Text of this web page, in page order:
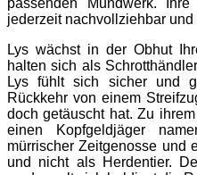
passenden Mundwerk.
jederzeit nachvollziehbar und
Lys wächst in der Obhut
halten sich als
Lys fühlt sich sicher und
Rückkehr von einem
doch getäuscht hat. Zu
einen Kopfgeldjäger
mürrischer Zeitgenosse und
und nicht als Herdentier.